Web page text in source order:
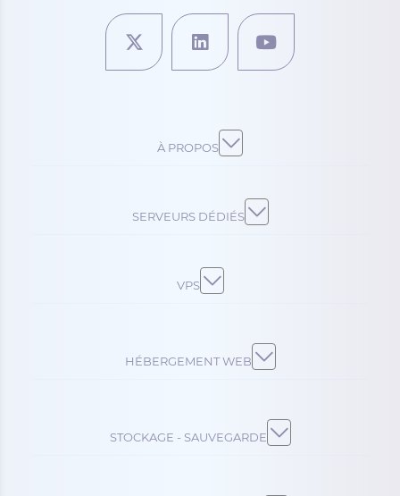
À PROPOS
SERVEURS DÉDIÉS
VPS
HÉBERGEMENT WEB
STOCKAGE - SAUVEGARDE